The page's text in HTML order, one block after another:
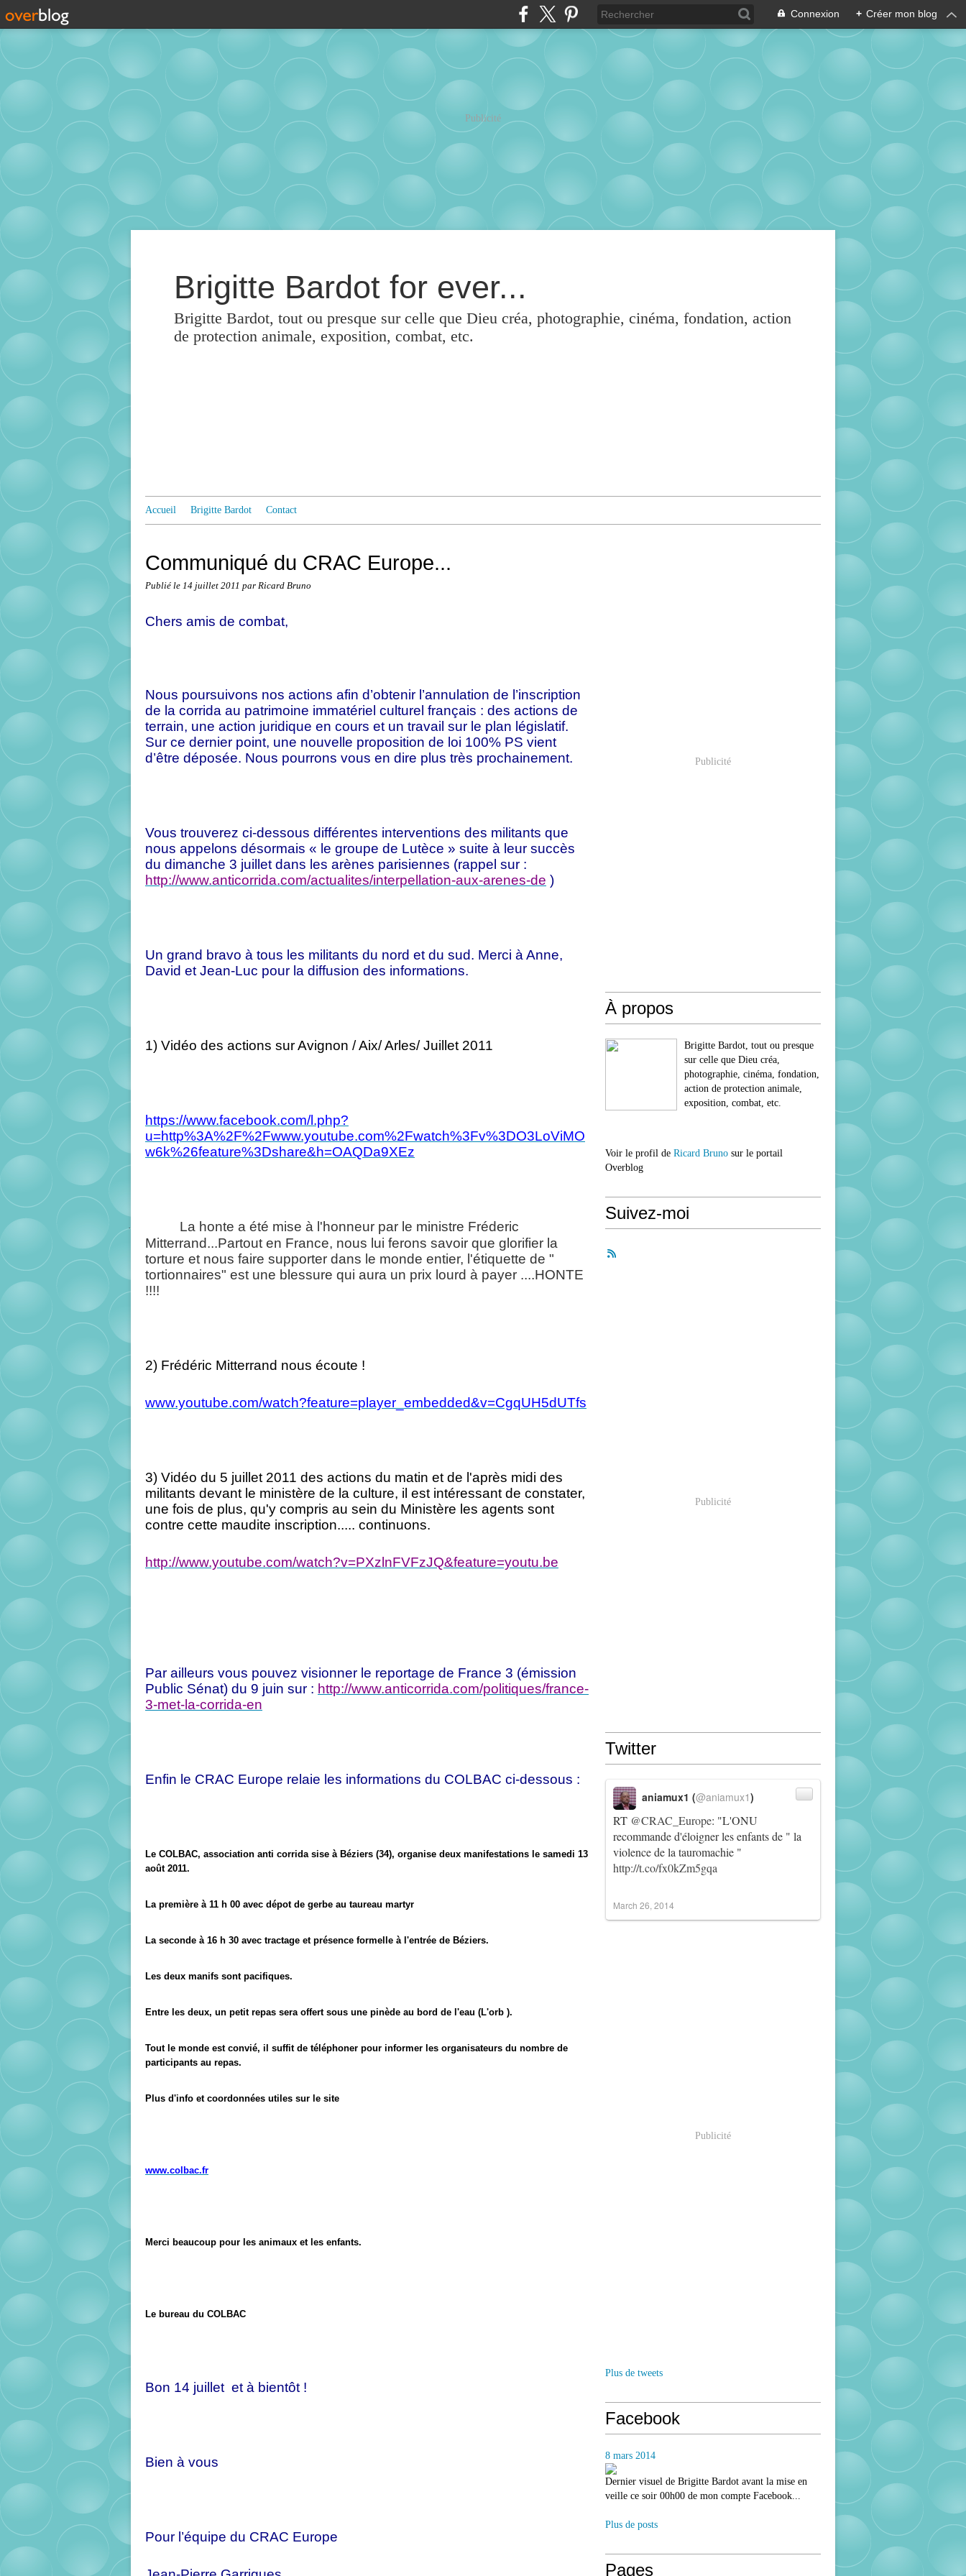
Connexion + Créer mon blog
Publicité
Brigitte Bardot for ever...
Brigitte Bardot, tout ou presque sur celle que Dieu créa, photographie, cinéma, fondation, action
de protection animale, exposition, combat, etc.
Accueil Brigitte Bardot Contact
Communiqué du CRAC Europe...
Publié le 14 juillet 2011 par Ricard Bruno
Chers amis de combat,
Nous poursuivons nos actions afin d’obtenir l’annulation de l’inscription
de la corrida au patrimoine immatériel culturel français : des actions de
terrain, une action juridique en cours et un travail sur le plan législatif.
Sur ce dernier point, une nouvelle proposition de loi 100% PS vient
d’être déposée. Nous pourrons vous en dire plus très prochainement.
Vous trouverez ci-dessous différentes interventions des militants que
nous appelons désormais « le groupe de Lutèce » suite à leur succès
du dimanche 3 juillet dans les arènes parisiennes (rappel sur :
http://www.anticorrida.com/actualites/interpellation-aux-arenes-de )
Un grand bravo à tous les militants du nord et du sud. Merci à Anne,
David et Jean-Luc pour la diffusion des informations.
1) Vidéo des actions sur Avignon / Aix/ Arles/ Juillet 2011
https://www.facebook.com/l.php?
u=http%3A%2F%2Fwww.youtube.com%2Fwatch%3Fv%3DO3LoViMO
w6k%26feature%3Dshare&h=OAQDa9XEz
·
La honte a été mise à l'honneur par le ministre Fréderic
Mitterrand...Partout en France, nous lui ferons savoir que glorifier la
torture et nous faire supporter dans le monde entier, l'étiquette de "
tortionnaires" est une blessure qui aura un prix lourd à payer ....HONTE
!!!!
2) Frédéric Mitterrand nous écoute !
www.youtube.com/watch?feature=player_embedded&v=CgqUH5dUTfs
3) Vidéo du 5 juillet 2011 des actions du matin et de l'après midi des
militants devant le ministère de la culture, il est intéressant de constater,
une fois de plus, qu'y compris au sein du Ministère les agents sont
contre cette maudite inscription..... continuons.
http://www.youtube.com/watch?v=PXzlnFVFzJQ&feature=youtu.be
Par ailleurs vous pouvez visionner le reportage de France 3 (émission
Public Sénat) du 9 juin sur : http://www.anticorrida.com/politiques/france-
3-met-la-corrida-en
Enfin le CRAC Europe relaie les informations du COLBAC ci-dessous :
Le COLBAC, association anti corrida sise à Béziers (34), organise deux manifestations le samedi 13
août 2011.
La première à 11 h 00 avec dépot de gerbe au taureau martyr
La seconde à 16 h 30 avec tractage et présence formelle à l'entrée de Béziers.
Les deux manifs sont pacifiques.
Entre les deux, un petit repas sera offert sous une pinède au bord de l'eau (L'orb ).
Tout le monde est convié, il suffit de téléphoner pour informer les organisateurs du nombre de
participants au repas.
Plus d'info et coordonnées utiles sur le site
www.colbac.fr
Merci beaucoup pour les animaux et les enfants.
Le bureau du COLBAC
Bon 14 juillet et à bientôt !
Bien à vous
Pour l’équipe du CRAC Europe
Publicité
À propos
Brigitte Bardot, tout ou presque
sur celle que Dieu créa,
photographie, cinéma, fondation,
action de protection animale,
exposition, combat, etc.
Voir le profil de Ricard Bruno sur le portail
Overblog
Suivez-moi
Publicité
Twitter
RT @CRAC_Europe: "L'ONU
recommande d'éloigner les enfants de " la
violence de la tauromachie "
http://t.co/fx0kZm5gqa
aniamux1 (@aniamux1)
March 26, 2014
Publicité
Plus de tweets
Facebook
8 mars 2014
Dernier visuel de Brigitte Bardot avant la mise en
veille ce soir 00h00 de mon compte Facebook...
Plus de posts
Pages